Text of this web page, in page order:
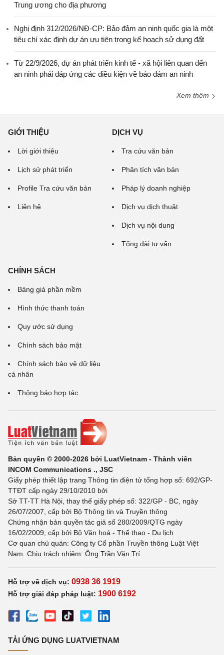
Trung ương cho địa phương
Nghị định 312/2026/NĐ-CP: Bảo đảm an ninh quốc gia là một
tiêu chí xác định dự án ưu tiên trong kế hoạch sử dụng đất
Từ 22/9/2026, dự án phát triển kinh tế - xã hội liên quan đến
an ninh phải đáp ứng các điều kiện về bảo đảm an ninh
Xem thêm
GIỚI THIỆU
Lời giới thiệu
Lịch sử phát triển
Profile Tra cứu văn bản
Liên hệ
DỊCH VỤ
Tra cứu văn bản
Phân tích văn bản
Pháp lý doanh nghiệp
Dịch vụ dịch thuật
Dịch vụ nội dung
Tổng đài tư vấn
CHÍNH SÁCH
Bảng giá phần mềm
Hình thức thanh toán
Quy ước sử dụng
Chính sách bảo mật
Chính sách bảo vệ dữ liệu
cá nhân
Thông báo hợp tác
Bản quyền © 2000-2026 bởi LuatVietnam - Thành viên
INCOM Communications ., JSC
Giấy phép thiết lập trang Thông tin điện tử tổng hợp số: 692/GP-
TTĐT cấp ngày 29/10/2010 bởi
Sở TT-TT Hà Nội, thay thế giấy phép số: 322/GP - BC, ngày
26/07/2007, cấp bởi Bộ Thông tin và Truyền thông
Chứng nhận bản quyền tác giả số 280/2009/QTG ngày
16/02/2009, cấp bởi Bộ Văn hoá - Thể thao - Du lịch
Cơ quan chủ quản: Công ty Cổ phần Truyền thông Luật Việt
Nam. Chịu trách nhiệm: Ông Trần Văn Trí
Hỗ trợ về dịch vụ: 0938 36 1919
Hỗ trợ giải đáp pháp luật: 1900 6192
TẢI ỨNG DỤNG LUATVIETNAM